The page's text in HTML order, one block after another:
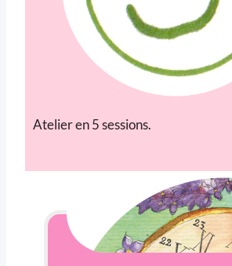
Atelier en 5 sessions.